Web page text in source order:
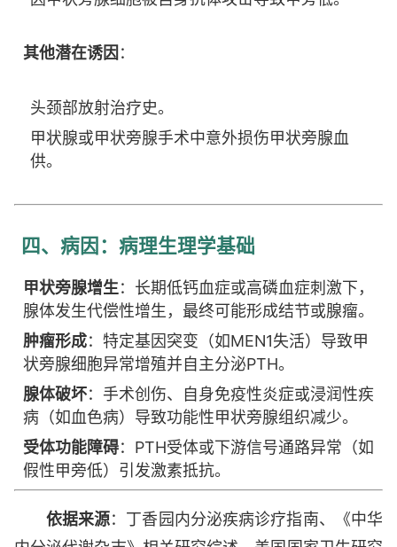
其他潜在诱因 ：
头颈部放射治疗史。
甲状腺或甲状旁腺手术中意外损伤甲状旁腺血
供。
四、病因：病理生理学基础
甲状旁腺增生：长期低钙血症或高磷血症刺激下，
腺体发生代偿性增生，最终可能形成结节或腺瘤。
肿瘤形成：特定基因突变（如MEN1失活）导致甲
状旁腺细胞异常增殖并自主分泌PTH。
腺体破坏：手术创伤、自身免疫性炎症或浸润性疾
病（如血色病）导致功能性甲状旁腺组织减少。
受体功能障碍：PTH受体或下游信号通路异常（如
假性甲旁低）引发激素抵抗。
依据来源：丁香园内分泌疾病诊疗指南、《中华